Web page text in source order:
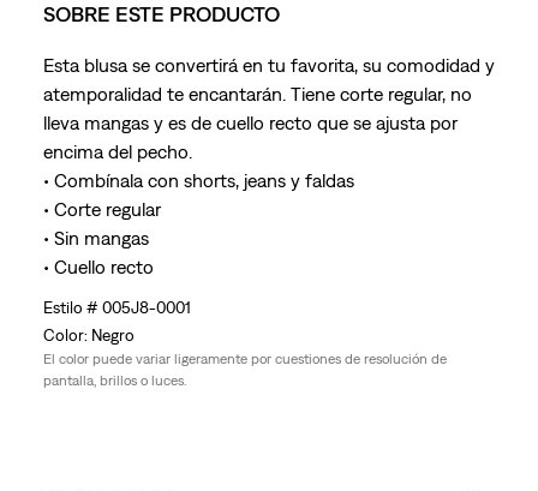
SOBRE ESTE PRODUCTO
Esta blusa se convertirá en tu favorita, su comodidad y
atemporalidad te encantarán. Tiene corte regular, no
lleva mangas y es de cuello recto que se ajusta por
encima del pecho.
• Combínala con shorts, jeans y faldas
• Corte regular
• Sin mangas
• Cuello recto
005J8-0001
Negro
El color puede variar ligeramente por cuestiones de resolución de
pantalla, brillos o luces.